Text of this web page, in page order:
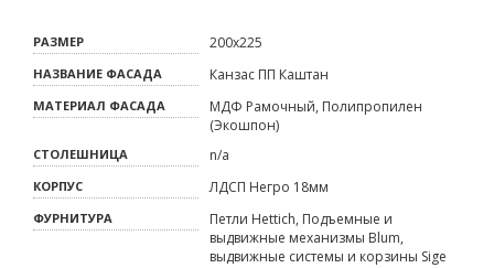
РАЗМЕР 200x225
НАЗВАНИЕ ФАСАДА Канзас ПП Каштан
МАТЕРИАЛ ФАСАДА
МДФ Рамочный, Полипропилен
(Экошпон)
СТОЛЕШНИЦА n/a
КОРПУС ЛДСП Негро 18мм
ФУРНИТУРА
Петли Hettich, Подъемные и
выдвижные механизмы Blum,
выдвижные системы и корзины Sige